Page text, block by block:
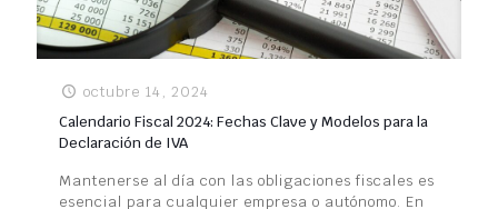
octubre 14, 2024
Calendario Fiscal 2024: Fechas Clave y Modelos para la
Declaración de IVA
Mantenerse al día con las obligaciones fiscales es
esencial para cualquier empresa o autónomo. En